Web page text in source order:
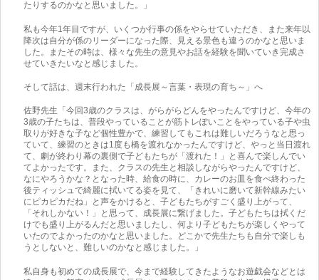
たりするのかなと思いました。」
私も今年1年目ですが、いくつか行事の係をやらせていただき、また来年以
降次は自分が係のリーダーになった際、見える景色も違うのかなと思いま
した。またその時は、様々な先生の意見やお話を経験を聞いていき完成さ
せていきたいなと感じました。
そして話は、週末行われた「成長展～言葉・表現の育ち～」へ
佐野先生「今回3歳のクラスは、がらがらどんをやったんですけど、今年の
3歳の子たちは、普段やっていることが筋トレぽいことをやっている子や虫
取りが好きな子など個性豊かで、練習してもこれは難しいだろうなと思っ
ていて、練習のときは1度も橋を渡れなかったんですけど、やっと当日渡れ
て、劇が終わり幕の裏側で子どもたちが「渡れた！」と喜んで楽しんでい
てよかったです。また、クラスの先生と相談しながらやったんですけど、
なにやろうかな？となった時、給食の時に、カレーのお皿を食べ終わった
後ティッシュで綺麗に拭いてる姿を見て、「きれいに磨いて新幹線みたい
にピカピカだね」と声をかけると、子どもたちがすごく盛り上がって、
「それしかない！」と思って、成長展に繋げました。子どもたちは拭くだ
けでも盛り上がるんだと思いましたし、何より子どもたちが楽しくやって
いたのでよかったのかなと思いました。どこかで先生たちも自分で楽しも
うとしないと、難しいのかなと感じました。」
私自身も初めての成長展で、今まで経験してきたようなお遊戯会などとは